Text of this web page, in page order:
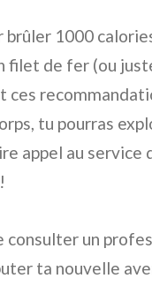
brûler 1000
filet de fer (ou
ces
tu pourras
appel au service
consulter un
ta nouvelle